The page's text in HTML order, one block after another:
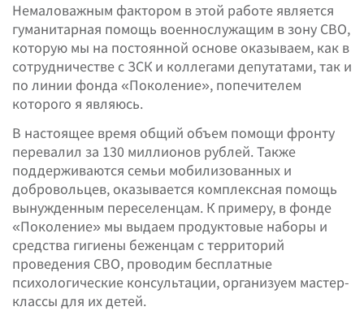
Немаловажным фактором в этой работе является
гуманитарная помощь военнослужащим в зону СВО,
которую мы на постоянной основе оказываем, как в
сотрудничестве с ЗСК и коллегами депутатами, так и
по линии фонда «Поколение», попечителем
которого я являюсь.
В настоящее время общий объем помощи фронту
перевалил за 130 миллионов рублей. Также
поддерживаются семьи мобилизованных и
добровольцев, оказывается комплексная помощь
вынужденным переселенцам. К примеру, в фонде
«Поколение» мы выдаем продуктовые наборы и
средства гигиены беженцам с территорий
проведения СВО, проводим бесплатные
психологические консультации, организуем мастер-
классы для их детей.